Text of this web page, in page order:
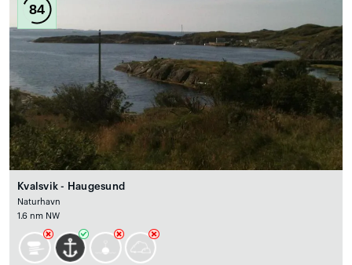
84
Kvalsvik - Haugesund
Naturhavn
1.6 nm NW